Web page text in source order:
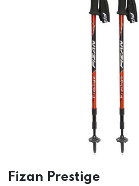
Fizan Prestige